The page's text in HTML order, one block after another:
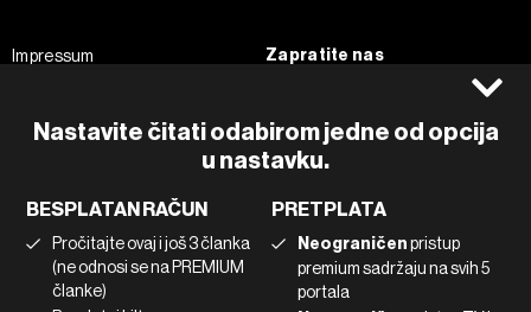
Nastavite čitati odabirom jedne od opcija
u nastavku.
BESPLATAN RAČUN
Pročitajte ovaj i još 3 članka
(ne odnosi se na PREMIUM
članke)
PRETPLATA
Neograničenpristup
premium sadržaju na svih 5
portala
Impressum
Pravila privatnosti
Korištenje umjetne inteligencije
Zapratite nas
Instagram
Twitter
Tiktok